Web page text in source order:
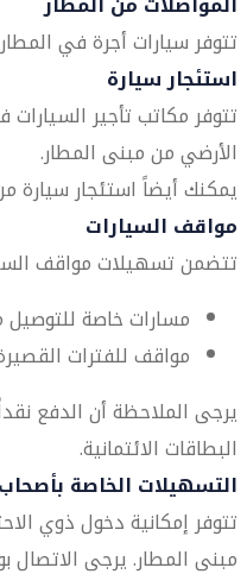
تتوفر سيارات أجرة في
استئجار سيارة
تتوفر مكاتب تأجير
الأرضي من مبنى المطار.
يمكنك أيضاً استئجار سيارة
مواقف السيارات
تتضمن تسهيلات مواقف
مسارات خاصة للتوصيل
مواقف للفترات
يرجى الملاحظة أن الدفع
البطاقات الائتمانية.
التسهيلات الخاصة
تتوفر إمكانية دخول ذوي
مبنى المطار. يرجى